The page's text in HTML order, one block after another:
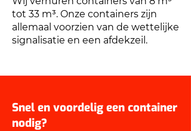
tot 33 m³. Onze containers zijn
allemaal voorzien van de wettelijke
signalisatie en een afdekzeil.
Snel en voordelig een container
nodig?